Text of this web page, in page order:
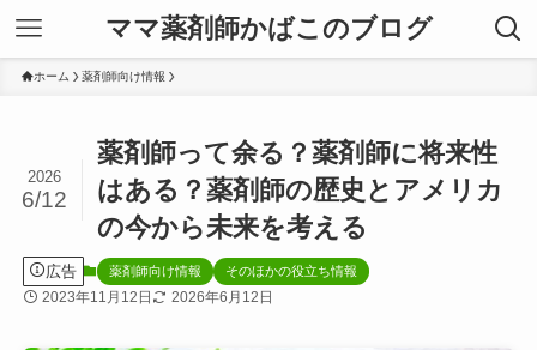
ママ薬剤師かばこのブログ
ホーム 薬剤師向け情報
薬剤師って余る？薬剤師に将来性
はある？薬剤師の歴史とアメリカ
の今から未来を考える
2026
6/12
広告 薬剤師向け情報 そのほかの役立ち情報
2023年11月12日 2026年6月12日